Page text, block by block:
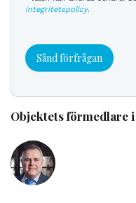
integritetspolicy.
Sånd förfrågan
Objektets förmedlare